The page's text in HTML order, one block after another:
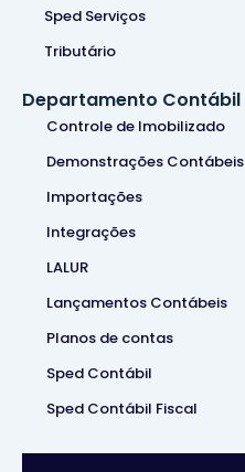
Sped Serviços
Tributário
Departamento Contábil
Controle de Imobilizado
Demonstrações Contábeis
Importações
Integrações
LALUR
Lançamentos Contábeis
Planos de contas
Sped Contábil
Sped Contábil Fiscal